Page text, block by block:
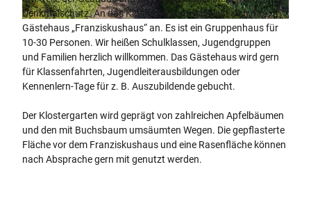
© Kloster Wiedenbrück eG | CC-BY-SA
Denkmalschutz. An das Klostergebäude schließt sich das
Gästehaus „Franziskushaus“ an. Es ist ein Gruppenhaus für
10-30 Personen. Wir heißen Schulklassen, Jugendgruppen
und Familien herzlich willkommen. Das Gästehaus wird gern
für Klassenfahrten, Jugendleiterausbildungen oder
Kennenlern-Tage für z. B. Auszubildende gebucht.
Der Klostergarten wird geprägt von zahlreichen Apfelbäumen
und den mit Buchsbaum umsäumten Wegen. Die gepflasterte
Fläche vor dem Franziskushaus und eine Rasenfläche können
nach Absprache gern mit genutzt werden.